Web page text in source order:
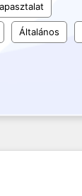
Általános